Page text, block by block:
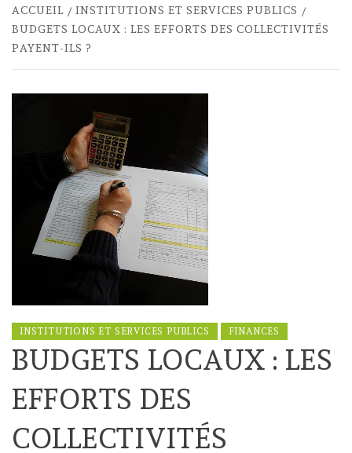
ACCUEIL
INSTITUTIONS ET SERVICES PUBLICS
BUDGETS LOCAUX : LES EFFORTS DES COLLECTIVITÉS
PAYENT-ILS ?
INSTITUTIONS ET SERVICES PUBLICS FINANCES
BUDGETS LOCAUX : LES
EFFORTS DES
COLLECTIVITÉS